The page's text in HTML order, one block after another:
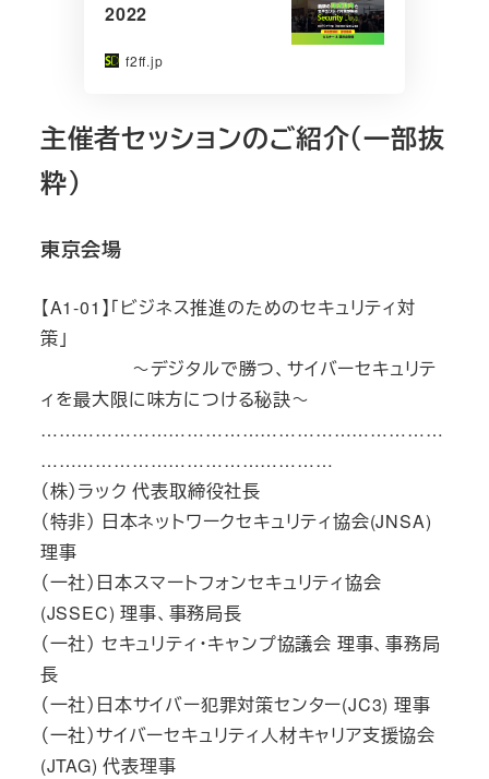
2022
f2ff.jp
主催者セッションのご紹介（一部抜
粋）
東京会場
【A1-01】「ビジネス推進のためのセキュリティ対
策」
～デジタルで勝つ、サイバーセキュリテ
ィを最大限に味方につける秘訣～
…………………………………………………………
…………………………………………
（株）ラック 代表取締役社長
（特非） 日本ネットワークセキュリティ協会(JNSA)
理事
（一社）日本スマートフォンセキュリティ協会
(JSSEC) 理事、事務局長
（一社） セキュリティ・キャンプ協議会 理事、事務局
長
（一社）日本サイバー犯罪対策センター(JC3) 理事
（一社）サイバーセキュリティ人材キャリア支援協会
(JTAG) 代表理事